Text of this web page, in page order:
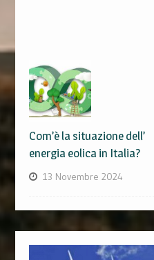
Com’è la situazione dell’
energia eolica in Italia?
13 Novembre 2024